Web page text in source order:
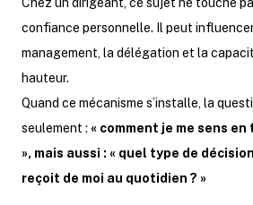
confiance personnelle. Il peut
management, la délégation et la
hauteur.
Quand ce mécanisme s’installe, la
seulement : « comment je me sens
», mais aussi : « quel type de
reçoit de moi au quotidien ? »